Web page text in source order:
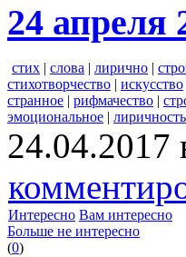
24 апреля
стих | слова | лирично |
стихотворчество | искусство
странное | рифмачество |
эмоциональное | лиричность
24.04.2017
Интересно Вам интересно
Больше не интересно
(0)